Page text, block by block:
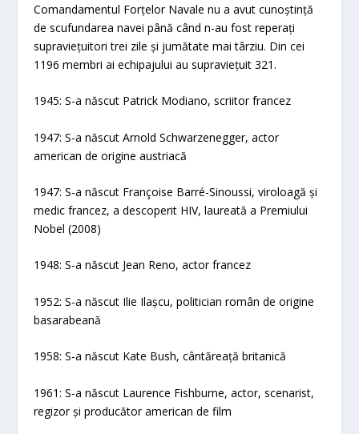
Comandamentul Forțelor Navale nu a avut cunoștință
de scufundarea navei până când n-au fost reperați
supraviețuitori trei zile și jumătate mai târziu. Din cei
1196 membri ai echipajului au supraviețuit 321.
1945: S-a născut Patrick Modiano, scriitor francez
1947: S-a născut Arnold Schwarzenegger, actor
american de origine austriacă
1947: S-a născut Françoise Barré-Sinoussi, viroloagă și
medic francez, a descoperit HIV, laureată a Premiului
Nobel (2008)
1948: S-a născut Jean Reno, actor francez
1952: S-a născut Ilie Ilașcu, politician român de origine
basarabeană
1958: S-a născut Kate Bush, cântăreață britanică
1961: S-a născut Laurence Fishburne, actor, scenarist,
regizor și producător american de film